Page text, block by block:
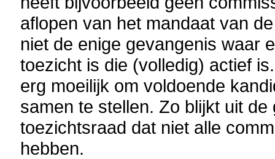
aflopen van het mandaat van
niet de enige gevangenis waar
toezicht is die (volledig) actief
erg moeilijk om voldoende
samen te stellen. Zo blijkt uit
toezichtsraad dat niet alle
hebben.